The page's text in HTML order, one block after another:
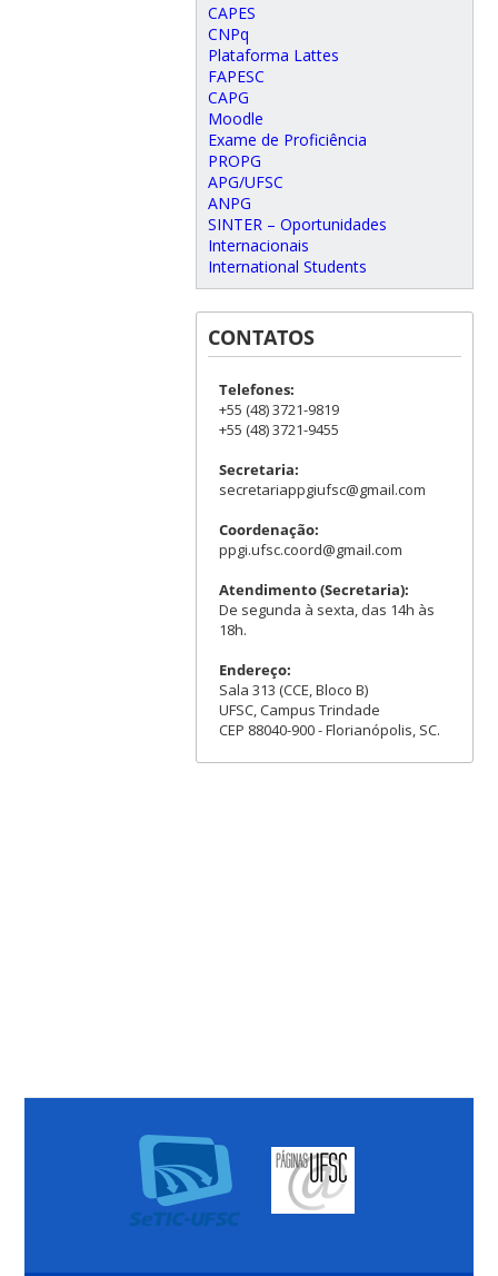
CAPES
CNPq
Plataforma Lattes
FAPESC
CAPG
Moodle
Exame de Proficiência
PROPG
APG/UFSC
ANPG
SINTER – Oportunidades
Internacionais
International Students
CONTATOS
Telefones:
+55 (48) 3721-9819
+55 (48) 3721-9455
Secretaria:
secretariappgiufsc@gmail.com
Coordenação:
ppgi.ufsc.coord@gmail.com
Atendimento (Secretaria):
De segunda à sexta, das 14h às
18h.
Endereço:
Sala 313 (CCE, Bloco B)
UFSC, Campus Trindade
CEP 88040-900 - Florianópolis, SC.